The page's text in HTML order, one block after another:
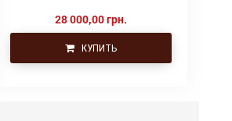
28 000,00 грн.
КУПИТЬ